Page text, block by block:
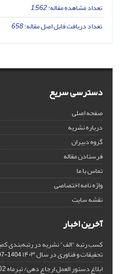
تعداد مشاهده مقاله:1,562
تعداد دریافت فایل اصل مقاله:658
دسترسی سریع
صفحه اصلی
درباره نشریه
گروه دبیران
فرستادن مقاله
تماس با ما
واژه نامه اختصاصی
نقشه سایت
آخرین اخبار
کسب رتبه "الف" نشریه در رتبه‌بندی
تحقیقات و فناوری در سال ۱۴۰۳ 1404-07-07
ابلاغ دستور العمل ارجاع دهی/ تیرماه 1402